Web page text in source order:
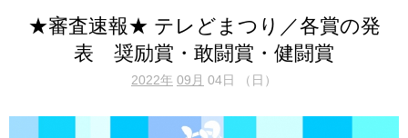
★審査速報★ テレどまつり／各賞の発
表 奨励賞・敢闘賞・健闘賞
2022年 09月 04日 （日）